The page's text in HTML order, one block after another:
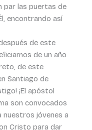
par las puertas de
encontrando así
de este
de un año
de este
Santiago de
¡El apóstol
son convocados
nuestros jóvenes a
Cristo para dar